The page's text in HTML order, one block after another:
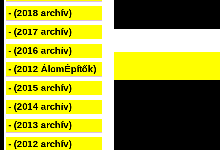
- (2018 archív)
- (2017 archív)
- (2016 archív)
- (2012 ÁlomÉpítők)
- (2015 archív)
- (2014 archív)
- (2013 archív)
- (2012 archív)